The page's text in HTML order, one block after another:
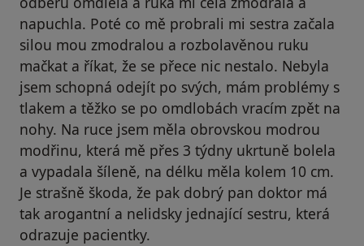
napuchla. Poté co mě probrali mi sestra začala
silou mou zmodralou a rozbolavěnou ruku
mačkat a říkat, že se přece nic nestalo. Nebyla
jsem schopná odejít po svých, mám problémy s
tlakem a těžko se po omdlobách vracím zpět na
nohy. Na ruce jsem měla obrovskou modrou
modřinu, která mě přes 3 týdny ukrtuně bolela
a vypadala šíleně, na délku měla kolem 10 cm.
Je strašně škoda, že pak dobrý pan doktor má
tak arogantní a nelidsky jednající sestru, která
odrazuje pacientky.